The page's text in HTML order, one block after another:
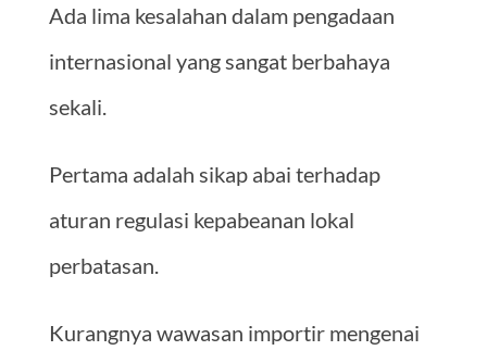
Ada lima kesalahan dalam pengadaan
internasional yang sangat berbahaya
sekali.
Pertama adalah sikap abai terhadap
aturan regulasi kepabeanan lokal
perbatasan.
Kurangnya wawasan importir mengenai